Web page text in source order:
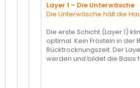
Layer 1 – Die Unterwäsche
Die Unterwäsche hält die
Die erste Schicht (Layer 1)
optimal. Kein Frösteln in der
Rücktrocknungszeit. Der
werden und bildet die Basis